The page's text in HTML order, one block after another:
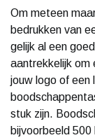
Om meteen
bedrukken van
gelijk al een
aantrekkelijk om
jouw logo of een
stuk zijn.
bijvoorbeeld